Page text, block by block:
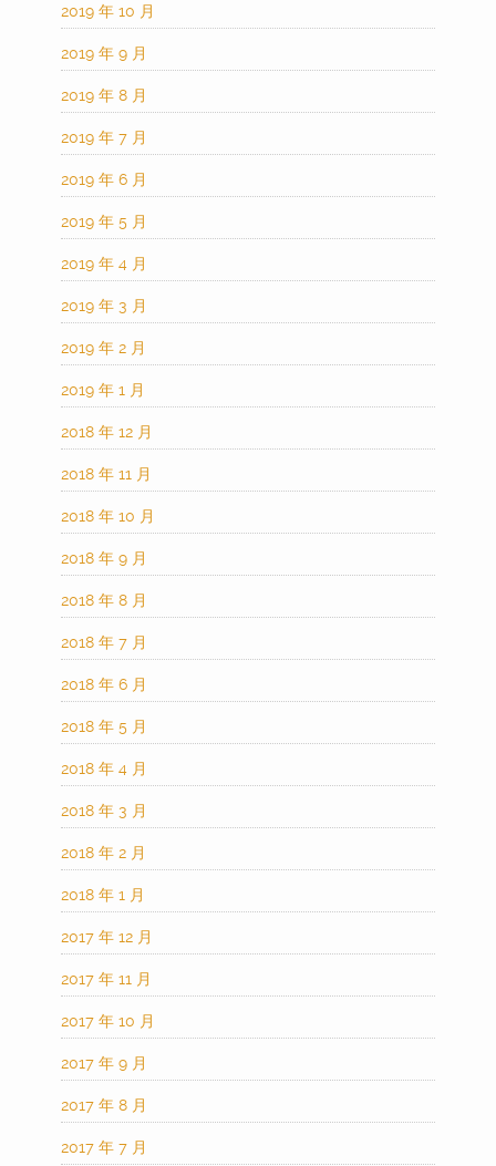
2019 年 10 月
2019 年 9 月
2019 年 8 月
2019 年 7 月
2019 年 6 月
2019 年 5 月
2019 年 4 月
2019 年 3 月
2019 年 2 月
2019 年 1 月
2018 年 12 月
2018 年 11 月
2018 年 10 月
2018 年 9 月
2018 年 8 月
2018 年 7 月
2018 年 6 月
2018 年 5 月
2018 年 4 月
2018 年 3 月
2018 年 2 月
2018 年 1 月
2017 年 12 月
2017 年 11 月
2017 年 10 月
2017 年 9 月
2017 年 8 月
2017 年 7 月